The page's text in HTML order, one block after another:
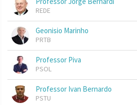
REDE
Geonisio Marinho
PRTB
Professor Piva
PSOL
Professor Ivan Bernardo
PSTU